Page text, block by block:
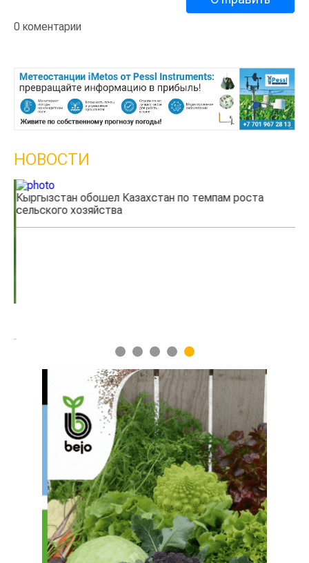
0 коментарии
НОВОСТИ
Кыргызстан обошел Казахстан по темпам роста
сельского хозяйства
1 2 3 4 5